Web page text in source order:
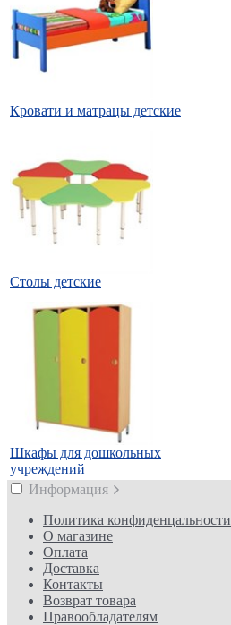
Кровати и матрацы детские
Столы детские
Шкафы для дошкольных
учреждений
Информация
Политика конфиденцальности
О магазине
Оплата
Доставка
Контакты
Возврат товара
Правообладателям